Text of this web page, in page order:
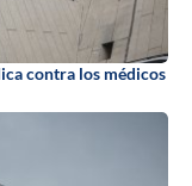
contra los médicos